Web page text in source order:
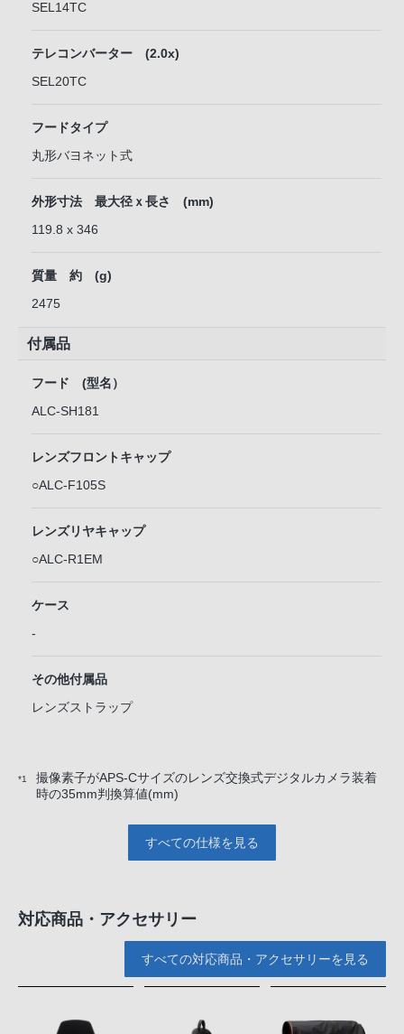
SEL14TC
テレコンバーター (2.0x)
SEL20TC
フードタイプ
丸形バヨネット式
外形寸法 最大径ｘ長さ (mm)
119.8 x 346
質量 約 (g)
2475
付属品
フード (型名）
ALC-SH181
レンズフロントキャップ
○ALC-F105S
レンズリヤキャップ
○ALC-R1EM
ケース
-
その他付属品
レンズストラップ
*1
撮像素子がAPS-Cサイズのレンズ交換式デジタルカメラ装着
時の35mm判換算値(mm)
すべての仕様を見る
対応商品・アクセサリー
すべての対応商品・アクセサリーを見る